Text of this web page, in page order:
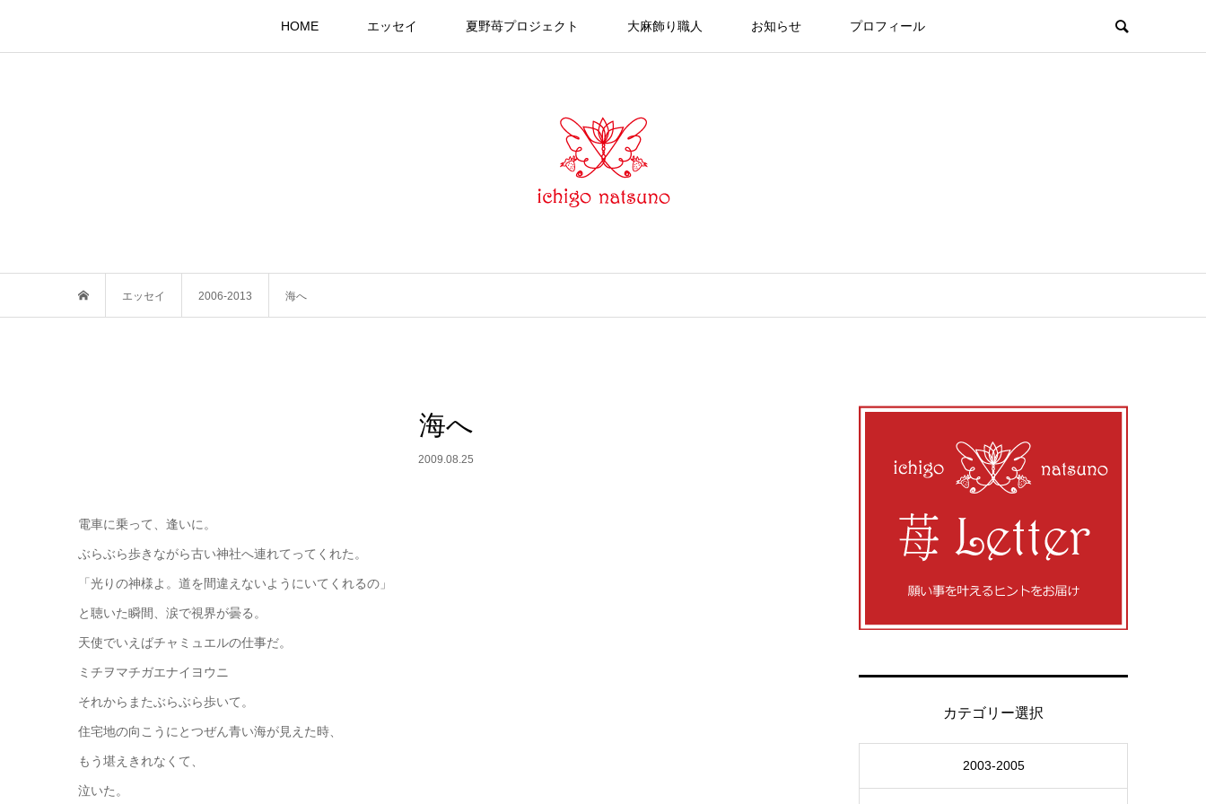
HOME エッセイ 夏野苺プロジェクト 大麻飾り職人 お知らせ プロフィール
エッセイ 2006-2013 海へ
海へ
2009.08.25
電車に乗って、逢いに。
ぶらぶら歩きながら古い神社へ連れてってくれた。
「光りの神様よ。道を間違えないようにいてくれるの」
と聴いた瞬間、涙で視界が曇る。
天使でいえばチャミュエルの仕事だ。
ミチヲマチガエナイヨウニ
それからまたぶらぶら歩いて。
住宅地の向こうにとつぜん青い海が見えた時、
もう堪えきれなくて、
泣いた。
カテゴリー選択
2003-2005